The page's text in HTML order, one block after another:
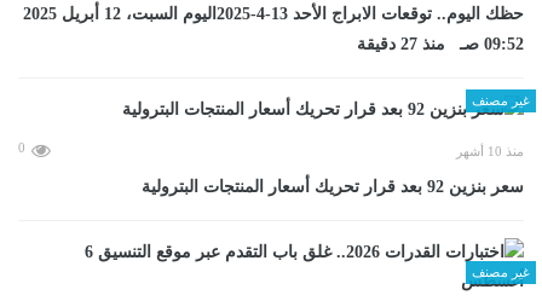
حظك اليوم.. توقعات الابراج الأحد 13-4-2025اليوم السبت، 12 أبريل 2025
09:52 صـ منذ 27 دقيقة
غير مصنف
منذ 10 أشهر 0
سعر بنزين 92 بعد قرار تحريك أسعار المنتجات البترولية
غير مصنف